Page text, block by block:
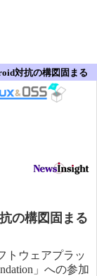
対抗の構図固まる
の構図固まる
トウェアプラッ
」への参加